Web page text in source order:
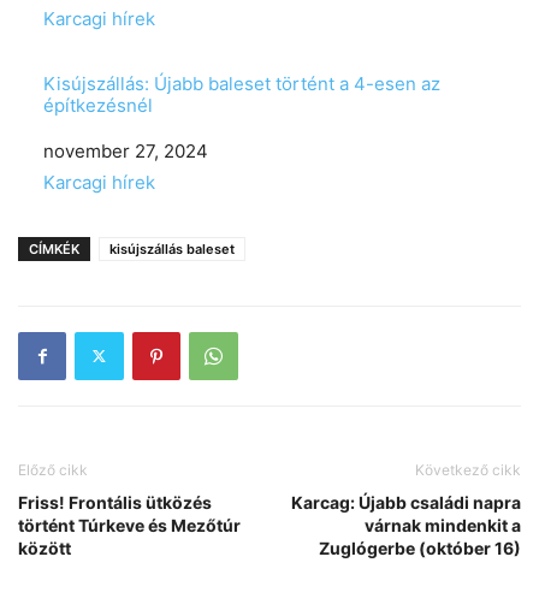
In relation to
Karcagi hírek
Kisújszállás: Újabb baleset történt a 4-esen az
építkezésnél
Date
november 27, 2024
In relation to
Karcagi hírek
CÍMKÉK kisújszállás baleset
Előző cikk
Friss! Frontális ütközés
történt Túrkeve és Mezőtúr
között
Következő cikk
Karcag: Újabb családi napra
várnak mindenkit a
Zuglógerbe (október 16)